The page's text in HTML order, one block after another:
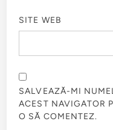
SITE WEB
SALVEAZĂ-MI
ACEST NAVIGATOR
O SĂ COMENTEZ.